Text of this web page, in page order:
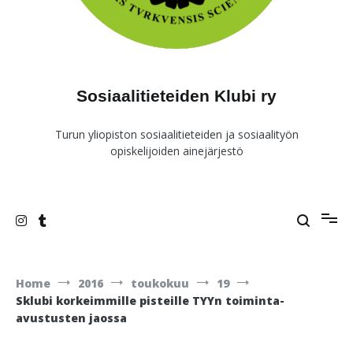
Sosiaalitieteiden Klubi ry
Turun yliopiston sosiaalitieteiden ja sosiaalityön
opiskelijoiden ainejärjestö
Home 2016 toukokuu
19
Sklubi korkeimmille pisteille TYYn toiminta-
avustusten jaossa